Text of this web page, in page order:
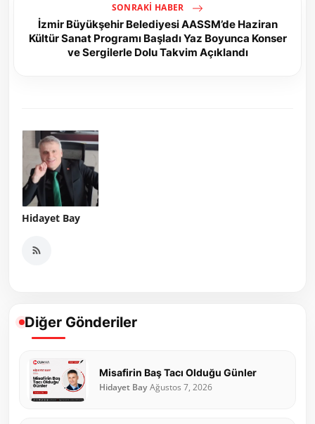
SONRAKI HABER
İzmir Büyükşehir Belediyesi AASSM’de Haziran
Kültür Sanat Programı Başladı Yaz Boyunca Konser
ve Sergilerle Dolu Takvim Açıklandı
Hidayet Bay
Diğer Gönderiler
Misafirin Baş Tacı Olduğu Günler
Hidayet Bay Ağustos 7, 2026